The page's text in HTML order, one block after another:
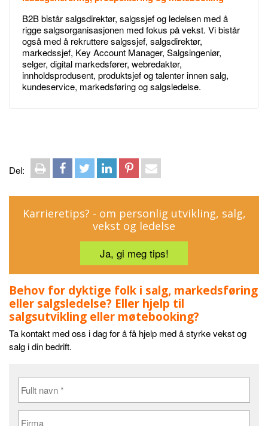
B2B bistår salgsdirektør, salgssjef og ledelsen med å
rigge salgsorganisasjonen med fokus på vekst. Vi bistår
også med å rekruttere salgssjef, salgsdirektør,
markedssjef, Key Account Manager, Salgsingeniør,
selger, digital markedsfører, webredaktør,
innholdsprodusent, produktsjef og talenter innen salg,
kundeservice, markedsføring og salgsledelse.
Del: S
k
i
v
u
F
a
e
b
o
T
w
t
e
r
L
i
k
e
d
I
n
P
i
t
e
r
e
s
t
E
-
o
s
t
Karrieretips? - om personlig utvikling, salg,
vekst og ledelse
Ja, gi meg tips!
Behov for dyktige folk i salg, markedsføring
eller salgsledelse? Eller hjelp til
salgsutvikling eller møtebooking?
Ta kontakt med oss i dag for å få hjelp med å styrke vekst og
salg i din bedrift.
F
u
l
lF